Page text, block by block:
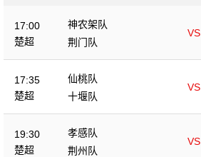
17:00
楚超
神农架队
VS
荆门队
17:35
楚超
仙桃队
VS
十堰队
19:30
楚超
孝感队
VS
荆州队